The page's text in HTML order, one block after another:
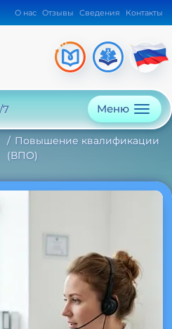
О нас Отзывы Сведения Контакты
7 Меню
Повышение квалификации
(ВПО)